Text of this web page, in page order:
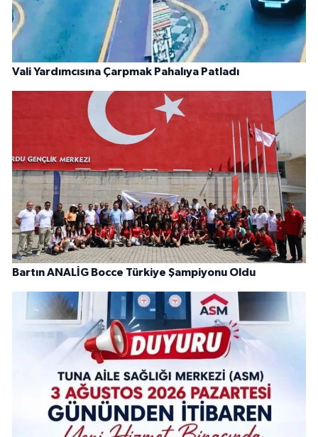
Vali Yardımcısına Çarpmak Pahalıya Patladı
Bartın ANALİG Bocce Türkiye Şampiyonu Oldu